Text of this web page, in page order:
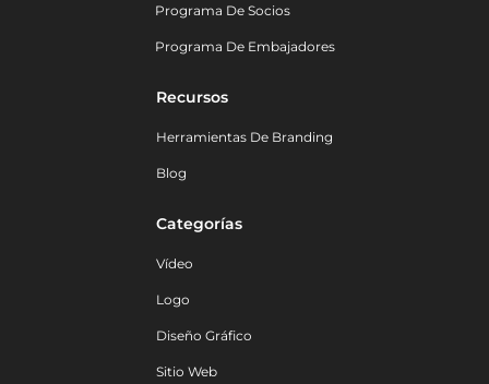
Programa De Socios
Programa De Embajadores
Recursos
Herramientas De Branding
Blog
Categorías
Vídeo
Logo
Diseño Gráfico
Sitio Web